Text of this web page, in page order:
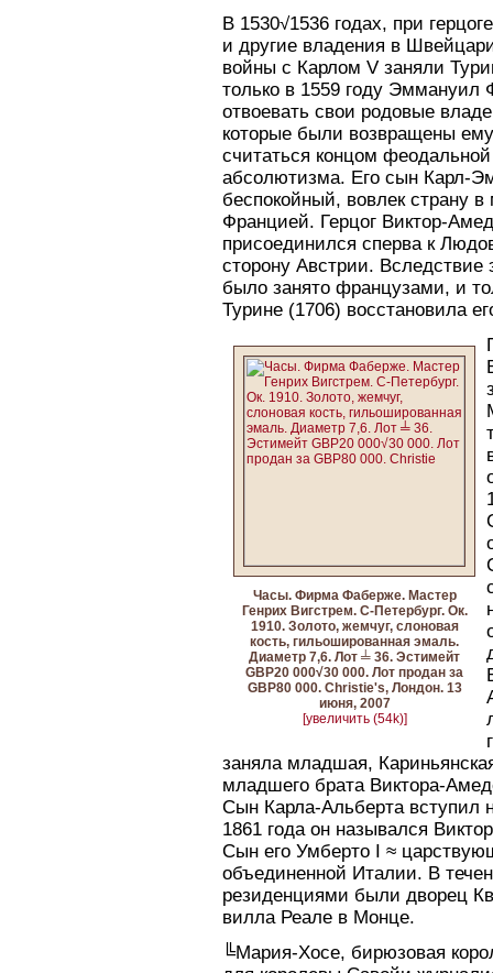
В 1530√1536 годах, при
и другие владения в
войны с Карлом V заняли
только в 1559 году
отвоевать свои родовые
которые были возвращены
считаться концом
абсолютизма. Его сын Карл-
беспокойный, вовлек страну
Францией. Герцог Виктор-
присоединился сперва к
сторону Австрии. Вследствие
было занято французами, и
Турине (1706) восстановила
Часы. Фирма Фаберже. Мастер
Генрих Вигстрем. С-Петербург. Ок.
1910. Золото, жемчуг, слоновая
кость, гильошированная эмаль.
Диаметр 7,6. Лот ╧ 36. Эстимейт
GBP20 000√30 000. Лот продан за
GBP80 000. Сhristie's, Лондон. 13
июня, 2007
[увеличить (54k)]
заняла младшая,
младшего брата Виктора-
Сын Карла-Альберта вступил
1861 года он назывался
Сын его Умберто I ≈
объединенной Италии. В
резиденциями были дворец
вилла Реале в Монце.
╚Мария-Хосе, бирюзовая